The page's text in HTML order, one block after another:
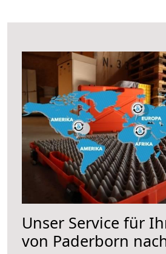
Unser Service für
von Paderborn